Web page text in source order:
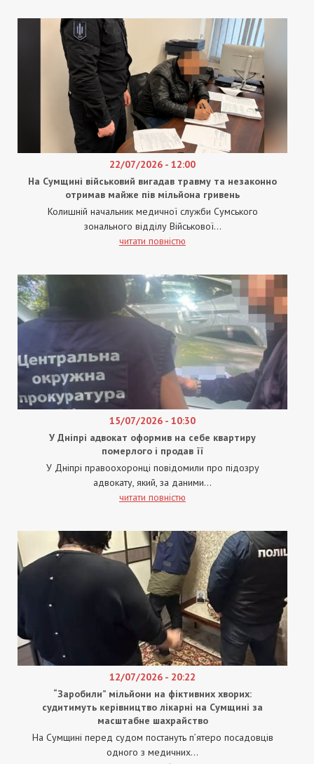
22/07/2026 - 12:00
На Сумщині військовий вигадав травму та незаконно
отримав майже пів мільйона гривень
Колишній начальник медичної служби Сумського
зонального відділу Військової...
читати повністю
15/07/2026 - 10:30
У Дніпрі адвокат оформив на себе квартиру
померлого і продав її
У Дніпрі правоохоронці повідомили про підозру
адвокату, який, за даними...
читати повністю
12/07/2026 - 20:22
“Заробили” мільйони на фіктивних хворих:
судитимуть керівництво лікарні на Сумщині за
масштабне шахрайство
На Сумщині перед судом постануть п’ятеро посадовців
одного з медичних...